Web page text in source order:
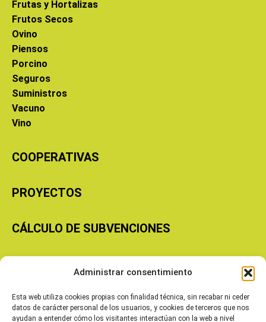
Administrar consentimiento
Esta web utiliza cookies propias con finalidad técnica, sin recabar ni ceder
datos de carácter personal de los usuarios, y cookies de terceros que nos
ayudan a entender cómo los visitantes interactúan con la web a nivel
Frutas y Hortalizas
Frutos Secos
Ovino
Piensos
Porcino
Seguros
Suministros
Vacuno
Vino
COOPERATIVAS
PROYECTOS
CÁLCULO DE SUBVENCIONES